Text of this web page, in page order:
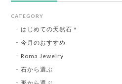
CATEGORY
はじめての天然石＊
今月のおすすめ
Roma Jewelry
石から選ぶ